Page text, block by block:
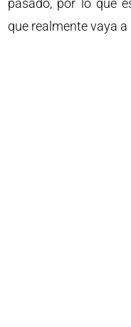
pasado, por lo que
que realmente vaya